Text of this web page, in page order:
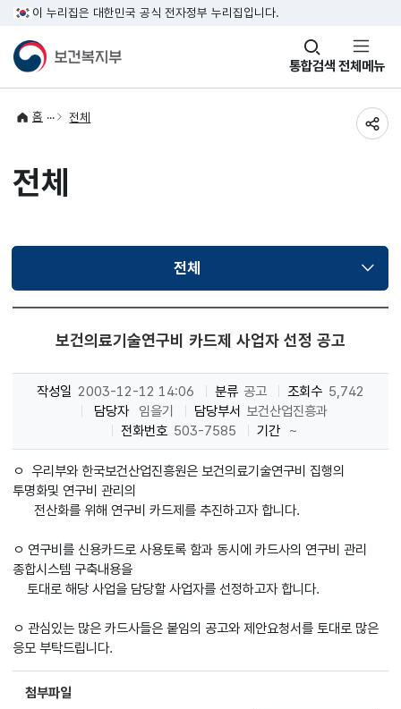
이 누리집은 대한민국 공식 전자정부 누리집입니다.
통합검색
창
열기 전체메뉴
홈 전체
전체
전체선택됨
보건의료기술연구비 카드제 사업자 선정 공고
작성일 2003-12-12 14:06 분류 공고 조회수 5,742
담당자
임을기 담당부서 보건산업진흥과
전화번호 503-7585 기간 ~
ㅇ 우리부와 한국보건산업진흥원은 보건의료기술연구비 집행의
투명화및 연구비 관리의
전산화를 위해 연구비 카드제를 추진하고자 합니다.
ㅇ 연구비를 신용카드로 사용토록 함과 동시에 카드사의 연구비 관리
종합시스템 구축내용을
토대로 해당 사업을 담당할 사업자를 선정하고자 합니다.
ㅇ 관심있는 많은 카드사들은 붙임의 공고와 제안요청서를 토대로 많은
응모 부탁드립니다.
첨부파일